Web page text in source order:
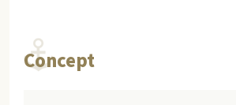
Concept